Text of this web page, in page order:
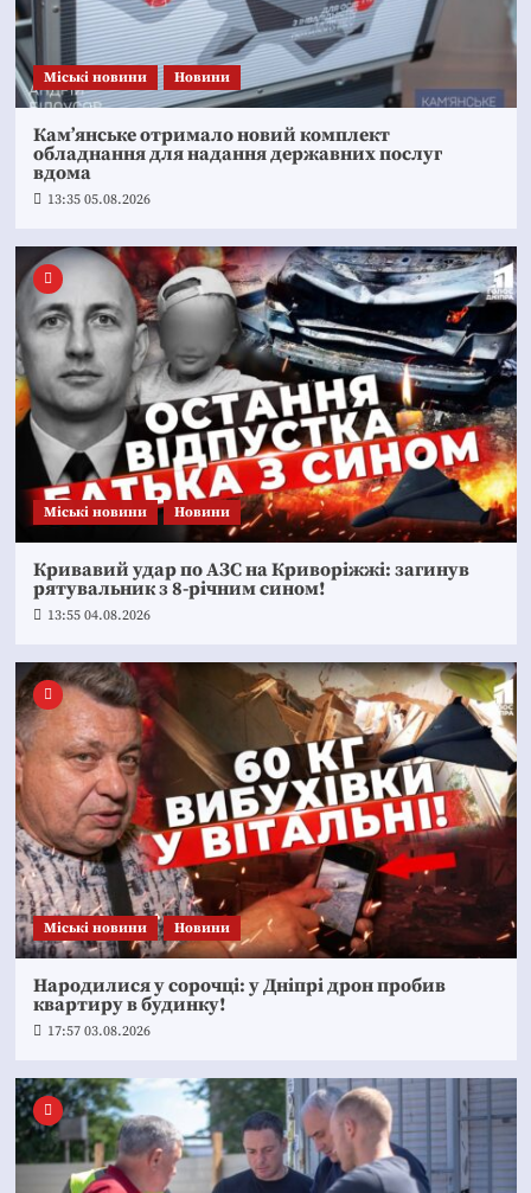
Mіські новини Новини
Кам’янське отримало новий комплект
обладнання для надання державних послуг
вдома
13:35 05.08.2026
Mіські новини Новини
Кривавий удар по АЗС на Криворіжжі: загинув
рятувальник з 8-річним сином!
13:55 04.08.2026
Mіські новини Новини
Народилися у сорочці: у Дніпрі дрон пробив
квартиру в будинку!
17:57 03.08.2026